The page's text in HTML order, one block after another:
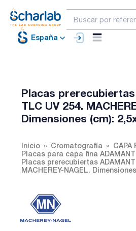
España
Placas prerecubiertas
TLC UV 254.
Dimensiones (cm):
Inicio Cromatografía
CAPA
Placas para capa fina ADAMANT
Placas prerecubiertas
MACHEREY-NAGEL.